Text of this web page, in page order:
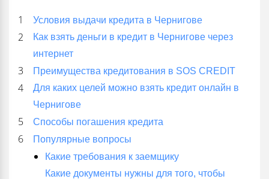
Условия выдачи кредита в Чернигове
Как взять деньги в кредит в Чернигове через
интернет
Преимущества кредитования в SOS CREDIT
Для каких целей можно взять кредит онлайн в
Чернигове
Способы погашения кредита
Популярные вопросы
Какие требования к заемщику
Какие документы нужны для того, чтобы